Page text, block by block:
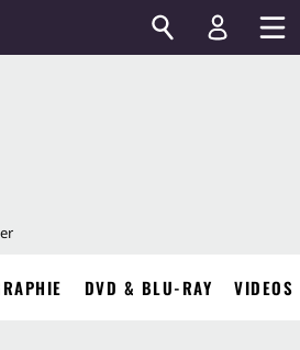
DVD & BLU-RAY VIDEOS